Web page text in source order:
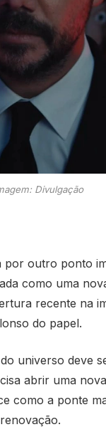
Divulgação
por outro ponto
como uma
recente na
do papel.
universo deve
abrir uma
como a ponte